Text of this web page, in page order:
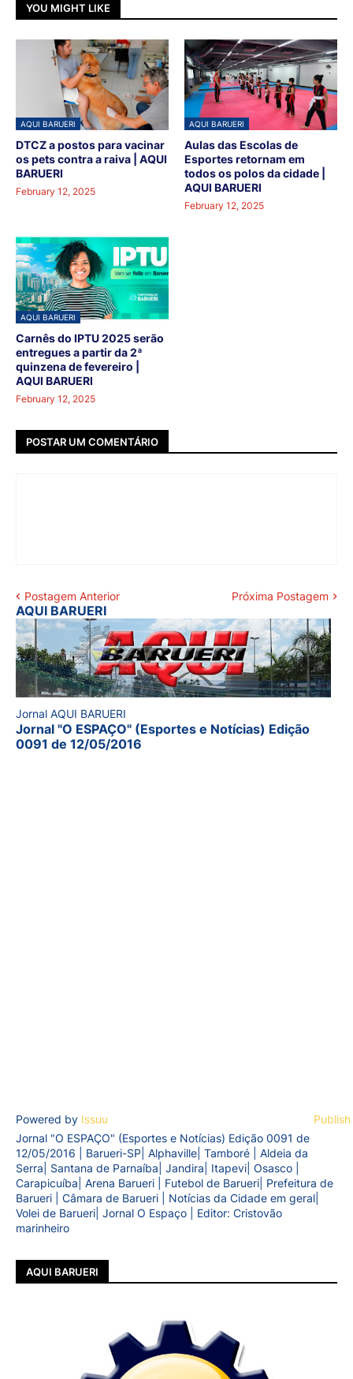
YOU MIGHT LIKE
AQUI BARUERI
DTCZ a postos para vacinar
os pets contra a raiva | AQUI
BARUERI
February 12, 2025
AQUI BARUERI
Aulas das Escolas de
Esportes retornam em
todos os polos da cidade |
AQUI BARUERI
February 12, 2025
AQUI BARUERI
Carnês do IPTU 2025 serão
entregues a partir da 2ª
quinzena de fevereiro |
AQUI BARUERI
February 12, 2025
POSTAR UM COMENTÁRIO
Postagem Anterior Próxima Postagem
AQUI BARUERI
Jornal AQUI BARUERI
Jornal "O ESPAÇO" (Esportes e Notícias) Edição
0091 de 12/05/2016
Powered by Issuu
Jornal "O ESPAÇO" (Esportes e Notícias) Edição 0091 de
12/05/2016 | Barueri-SP| Alphaville| Tamboré | Aldeia da
Serra| Santana de Parnaíba| Jandira| Itapevi| Osasco |
Carapicuíba| Arena Barueri | Futebol de Barueri| Prefeitura de
Barueri | Câmara de Barueri | Notícias da Cidade em geral|
Volei de Barueri| Jornal O Espaço | Editor: Cristovão
marinheiro
AQUI BARUERI